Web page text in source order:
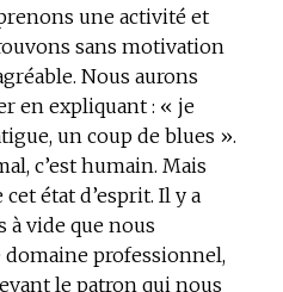
une activité et
sans motivation
Nous aurons
en expliquant : « je
un coup de blues ».
c’est humain. Mais
état d’esprit. Il y a
à vide que nous
professionnel,
le patron qui nous